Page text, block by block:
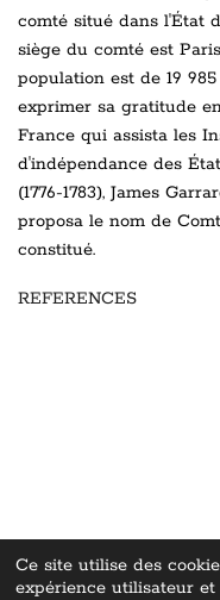
Ce site utilise des
expérience utilisateur
comté situé dans l'État
siège du comté est
population est de 19
exprimer sa gratitude
France qui assista les
d'indépendance des
(1776-1783), James
proposa le nom de
constitué.
REFERENCES
© 2022 - 2026 Whisky Lovers En